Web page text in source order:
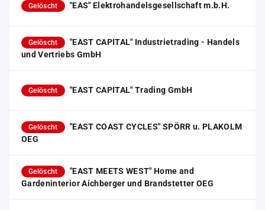
Gelöscht "EAS" Elektrohandelsgesellschaft m.b.H.
Gelöscht
"EAST CAPITAL" Industrietrading - Handels
und Vertriebs GmbH
Gelöscht "EAST CAPITAL" Trading GmbH
Gelöscht
"EAST COAST CYCLES" SPÖRR u. PLAKOLM
OEG
Gelöscht
"EAST MEETS WEST" Home and
Gardeninterior Aichberger und Brandstetter OEG